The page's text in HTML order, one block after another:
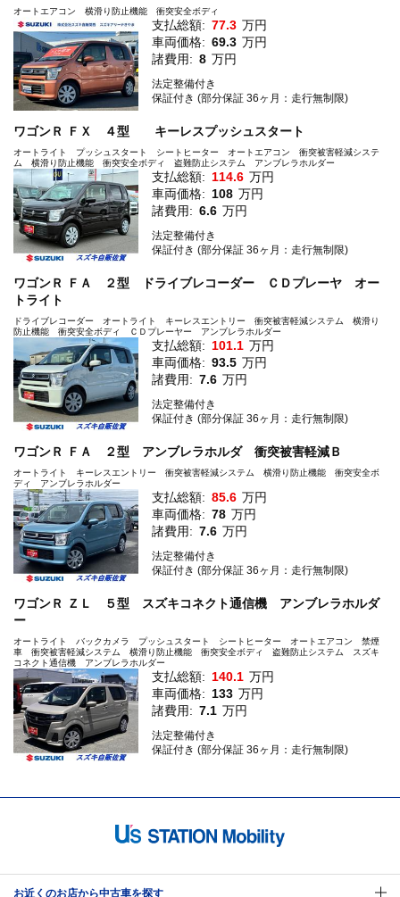
オートエアコン 横滑り防止機能 衝突安全ボディ
支払総額: 77.3 万円
車両価格: 69.3 万円
諸費用: 8 万円
法定整備付き
保証付き (部分保証 36ヶ月：走行無制限)
ワゴンＲ ＦＸ ４型 キーレスプッシュスタート
オートライト プッシュスタート シートヒーター オートエアコン 衝突被害軽減システ
ム 横滑り防止機能 衝突安全ボディ 盗難防止システム アンブレラホルダー
支払総額: 114.6 万円
車両価格: 108 万円
諸費用: 6.6 万円
法定整備付き
保証付き (部分保証 36ヶ月：走行無制限)
ワゴンＲ ＦＡ ２型 ドライブレコーダー ＣＤプレーヤ オー
トライト
ドライブレコーダー オートライト キーレスエントリー 衝突被害軽減システム 横滑り
防止機能 衝突安全ボディ ＣＤプレーヤー アンブレラホルダー
支払総額: 101.1 万円
車両価格: 93.5 万円
諸費用: 7.6 万円
法定整備付き
保証付き (部分保証 36ヶ月：走行無制限)
ワゴンＲ ＦＡ ２型 アンブレラホルダ 衝突被害軽減Ｂ
オートライト キーレスエントリー 衝突被害軽減システム 横滑り防止機能 衝突安全ボ
ディ アンブレラホルダー
支払総額: 85.6 万円
車両価格: 78 万円
諸費用: 7.6 万円
法定整備付き
保証付き (部分保証 36ヶ月：走行無制限)
ワゴンＲ ＺＬ ５型 スズキコネクト通信機 アンブレラホルダ
ー
オートライト バックカメラ プッシュスタート シートヒーター オートエアコン 禁煙
車 衝突被害軽減システム 横滑り防止機能 衝突安全ボディ 盗難防止システム スズキ
コネクト通信機 アンブレラホルダー
支払総額: 140.1 万円
車両価格: 133 万円
諸費用: 7.1 万円
法定整備付き
保証付き (部分保証 36ヶ月：走行無制限)
お近くのお店から中古車を探す